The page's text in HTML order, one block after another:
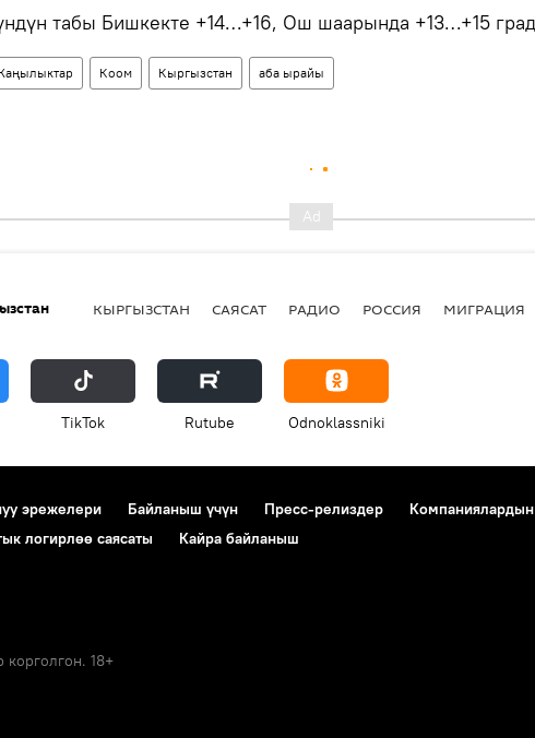
табы Бишкекте +14…+16, Ош шаарында +13…+15
Коом Кыргызстан аба ырайы
КЫРГЫЗСТАН САЯСАТ РАДИО РОССИЯ МИГРАЦИЯ
ТikТоk Rutube Odnoklassniki
эрежелери Байланыш үчүн Пресс-релиздер
логирлөө саясаты
Кайра байланыш
18+